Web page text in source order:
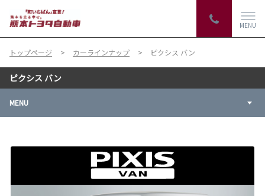
MENU
トップページ カーラインナップ ピクシス バン
ピクシス バン
MENU